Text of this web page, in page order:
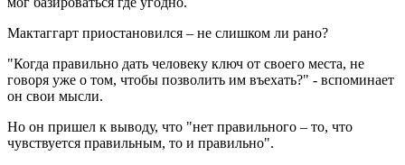
Мактаггарт приостановился – не слишком ли рано?
"Когда правильно дать человеку ключ от своего места, не
говоря уже о том, чтобы позволить им въехать?" - вспоминает
он свои мысли.
Но он пришел к выводу, что "нет правильного – то, что
чувствуется правильным, то и правильно".